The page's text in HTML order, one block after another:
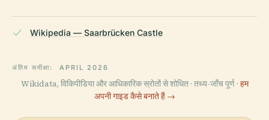
Wikipedia — Saarbrücken Castle
अंतिम समीक्षा: APRIL 2026
Wikidata, विकिपीडिया और आधिकारिक स्रोतों से शोधित · तथ्य-जाँच पूर्ण · हम
अपनी गाइड कैसे बनाते हैं →